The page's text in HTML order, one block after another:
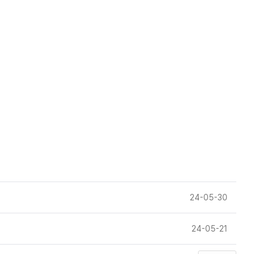
24-05-30
24-05-21